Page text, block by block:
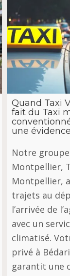
Quand Taxi
fait du Taxi
une
Notre
Montpellier,
Montpellier,
trajets au
l’arrivée de
avec un
climatisé.
privé à
garantit une